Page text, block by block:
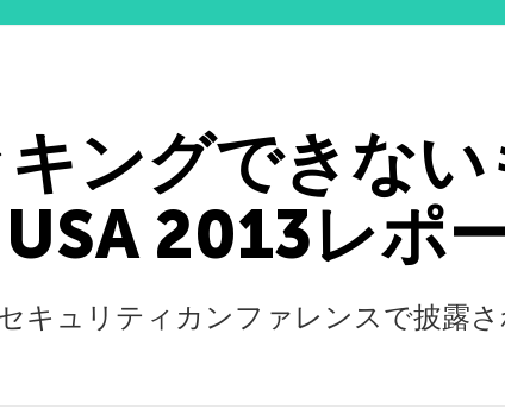
ングできな
2013レポ
キュリティカンファレンスで披露